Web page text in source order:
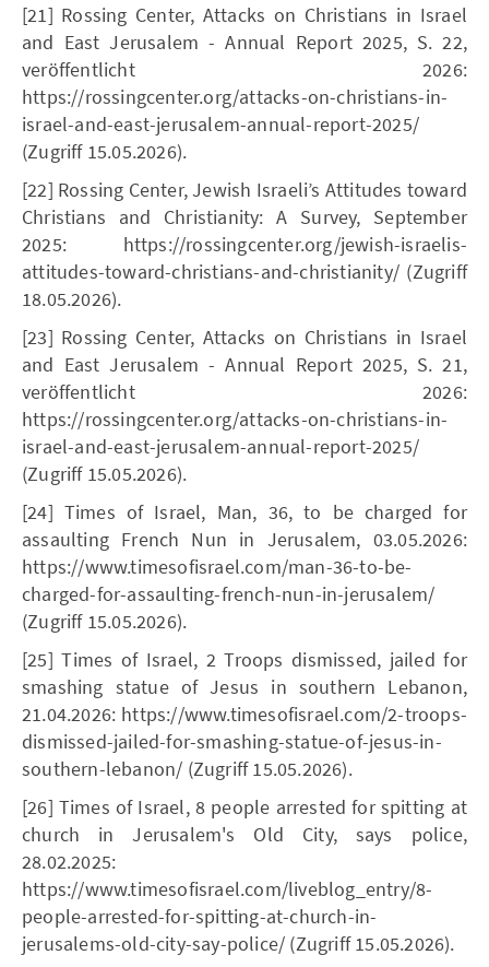
[21] Rossing Center, Attacks on Christians in Israel
and East Jerusalem - Annual Report 2025, S. 22,
veröffentlicht 2026:
https://rossingcenter.org/attacks-on-christians-in-
israel-and-east-jerusalem-annual-report-2025/
(Zugriff 15.05.2026).
[22] Rossing Center, Jewish Israeli’s Attitudes toward
Christians and Christianity: A Survey, September
2025: https://rossingcenter.org/jewish-israelis-
attitudes-toward-christians-and-christianity/ (Zugriff
18.05.2026).
[23] Rossing Center, Attacks on Christians in Israel
and East Jerusalem - Annual Report 2025, S. 21,
veröffentlicht 2026:
https://rossingcenter.org/attacks-on-christians-in-
israel-and-east-jerusalem-annual-report-2025/
(Zugriff 15.05.2026).
[24] Times of Israel, Man, 36, to be charged for
assaulting French Nun in Jerusalem, 03.05.2026:
https://www.timesofisrael.com/man-36-to-be-
charged-for-assaulting-french-nun-in-jerusalem/
(Zugriff 15.05.2026).
[25] Times of Israel, 2 Troops dismissed, jailed for
smashing statue of Jesus in southern Lebanon,
21.04.2026: https://www.timesofisrael.com/2-troops-
dismissed-jailed-for-smashing-statue-of-jesus-in-
southern-lebanon/ (Zugriff 15.05.2026).
[26] Times of Israel, 8 people arrested for spitting at
church in Jerusalem's Old City, says police,
28.02.2025:
https://www.timesofisrael.com/liveblog_entry/8-
people-arrested-for-spitting-at-church-in-
jerusalems-old-city-say-police/ (Zugriff 15.05.2026).